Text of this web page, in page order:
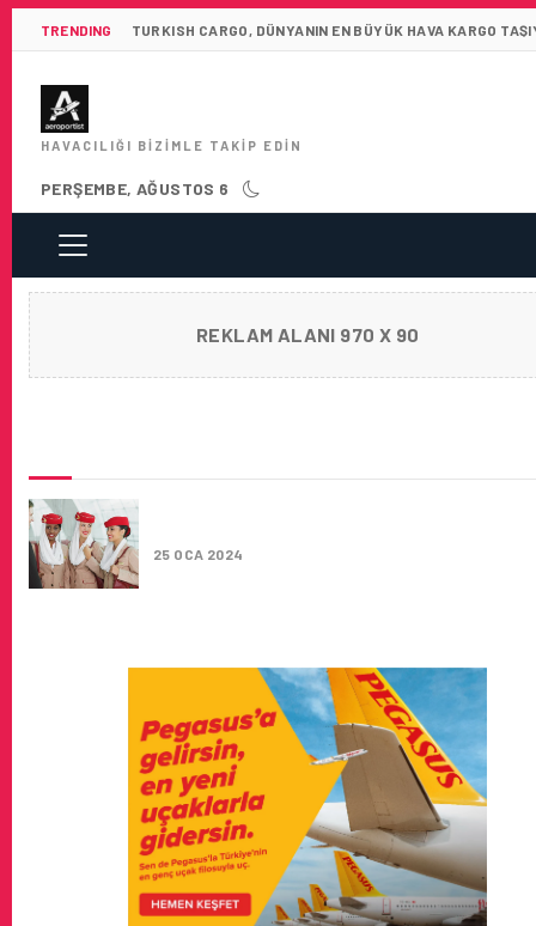
TRENDING TURKISH CARGO, DÜNYANIN EN BÜYÜK HAVA KARGO
HAVACILIĞI BIZIMLE TAKIP EDIN
PERŞEMBE, AĞUSTOS 6
REKLAM ALANI 970 X 90
25 OCA 2024